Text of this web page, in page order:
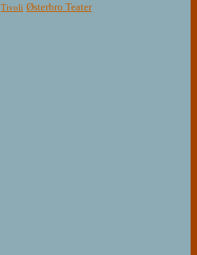
Tivoli Østerbro Teater